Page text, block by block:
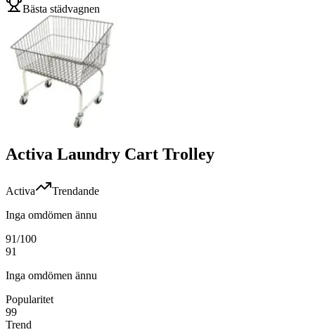
Bästa städvagnen
Activa Laundry Cart Trolley
Activa
Trendande
Inga omdömen ännu
91/100
91
Inga omdömen ännu
Popularitet
99
Trend